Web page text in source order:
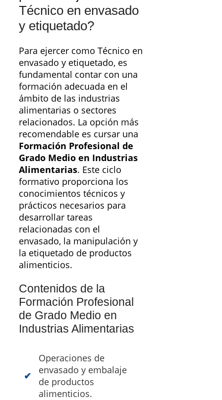
Técnico en envasado
y etiquetado?
Para ejercer como Técnico en
envasado y etiquetado, es
fundamental contar con una
formación adecuada en el
ámbito de las industrias
alimentarias o sectores
relacionados. La opción más
recomendable es cursar una
Formación Profesional de
Grado Medio en Industrias
Alimentarias. Este ciclo
formativo proporciona los
conocimientos técnicos y
prácticos necesarios para
desarrollar tareas
relacionadas con el
envasado, la manipulación y
la etiquetado de productos
alimenticios.
Contenidos de la
Formación Profesional
de Grado Medio en
Industrias Alimentarias
Operaciones de
envasado y embalaje
de productos
alimenticios.